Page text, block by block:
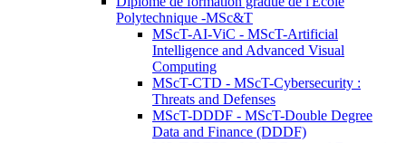
Polytechnique -MSc&T
MScT-AI-ViC - MScT-Artificial
Intelligence and Advanced Visual
Computing
MScT-CTD - MScT-Cybersecurity :
Threats and Defenses
MScT-DDDF - MScT-Double Degree
Data and Finance (DDDF)